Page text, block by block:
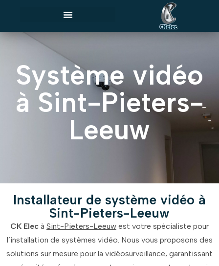
Système vidéo
à Sint-Pieters-
Leeuw
Installateur de système vidéo à
Sint-Pieters-Leeuw
CK Elec à Sint-Pieters-Leeuw est votre spécialiste pour
l’installation de systèmes vidéo. Nous vous proposons des
solutions sur mesure pour la vidéosurveillance, garantissant